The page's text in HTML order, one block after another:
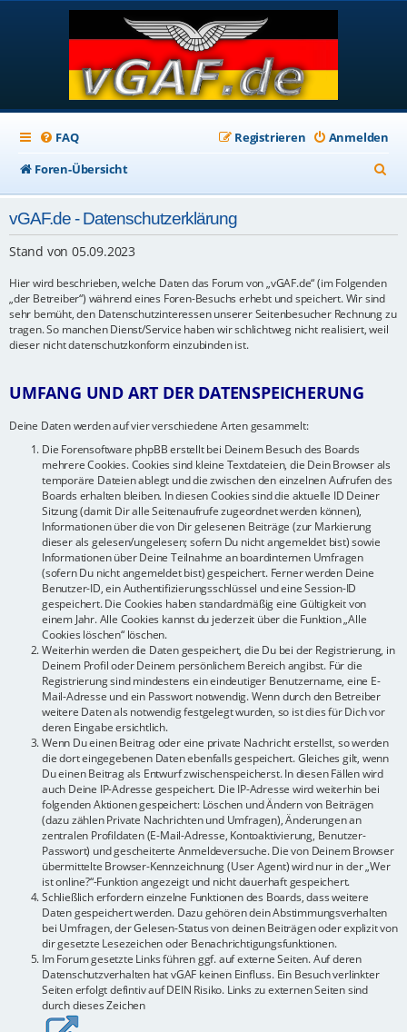
FAQ Anmelden
Registrieren
Foren-Übersicht
u
vGAF.de - Datenschutzerklärung
Stand von 05.09.2023
Hier wird beschrieben, welche Daten das Forum von „vGAF.de“ (im Folgenden
„der Betreiber“) während eines Foren-Besuchs erhebt und speichert. Wir sind
sehr bemüht, den Datenschutzinteressen unserer Seitenbesucher Rechnung zu
tragen. So manchen Dienst/Service haben wir schlichtweg nicht realisiert, weil
dieser nicht datenschutzkonform einzubinden ist.
UMFANG UND ART DER DATENSPEICHERUNG
Deine Daten werden auf vier verschiedene Arten gesammelt:
Die Forensoftware phpBB erstellt bei Deinem Besuch des Boards
mehrere Cookies. Cookies sind kleine Textdateien, die Dein Browser als
temporäre Dateien ablegt und die zwischen den einzelnen Aufrufen des
Boards erhalten bleiben. In diesen Cookies sind die aktuelle ID Deiner
Sitzung (damit Dir alle Seitenaufrufe zugeordnet werden können),
Informationen über die von Dir gelesenen Beiträge (zur Markierung
dieser als gelesen/ungelesen; sofern Du nicht angemeldet bist) sowie
Informationen über Deine Teilnahme an boardinternen Umfragen
(sofern Du nicht angemeldet bist) gespeichert. Ferner werden Deine
Benutzer-ID, ein Authentifizierungsschlüssel und eine Session-ID
gespeichert. Die Cookies haben standardmäßig eine Gültigkeit von
einem Jahr. Alle Cookies kannst du jederzeit über die Funktion „Alle
Cookies löschen“ löschen.
Weiterhin werden die Daten gespeichert, die Du bei der Registrierung, in
Deinem Profil oder Deinem persönlichem Bereich angibst. Für die
Registrierung sind mindestens ein eindeutiger Benutzername, eine E-
Mail-Adresse und ein Passwort notwendig. Wenn durch den Betreiber
weitere Daten als notwendig festgelegt wurden, so ist dies für Dich vor
deren Eingabe ersichtlich.
Wenn Du einen Beitrag oder eine private Nachricht erstellst, so werden
die dort eingegebenen Daten ebenfalls gespeichert. Gleiches gilt, wenn
Du einen Beitrag als Entwurf zwischenspeicherst. In diesen Fällen wird
auch Deine IP-Adresse gespeichert. Die IP-Adresse wird weiterhin bei
folgenden Aktionen gespeichert: Löschen und Ändern von Beiträgen
(dazu zählen Private Nachrichten und Umfragen), Änderungen an
zentralen Profildaten (E-Mail-Adresse, Kontoaktivierung, Benutzer-
Passwort) und gescheiterte Anmeldeversuche. Die von Deinem Browser
übermittelte Browser-Kennzeichnung (User Agent) wird nur in der „Wer
ist online?“-Funktion angezeigt und nicht dauerhaft gespeichert.
Schließlich erfordern einzelne Funktionen des Boards, dass weitere
Daten gespeichert werden. Dazu gehören dein Abstimmungsverhalten
bei Umfragen, der Gelesen-Status von deinen Beiträgen oder explizit von
dir gesetzte Lesezeichen oder Benachrichtigungsfunktionen.
Im Forum gesetzte Links führen ggf. auf externe Seiten. Auf deren
Datenschutzverhalten hat vGAF keinen Einfluss. Ein Besuch verlinkter
Seiten erfolgt defintiv auf DEIN Risiko. Links zu externen Seiten sind
durch dieses Zeichen